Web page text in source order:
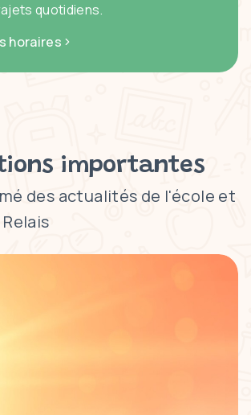
quotidiens.
horaires
importantes
des actualités de l'école et